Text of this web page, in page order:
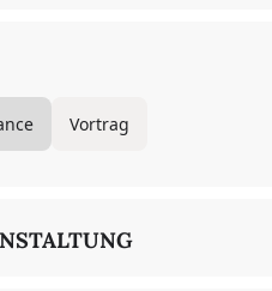
Vortrag